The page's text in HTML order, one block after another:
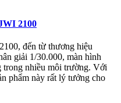
2100
đến từ thương hiệu
giải 1/30.000, màn hình
trong nhiều môi trường. Với
phẩm này rất lý tưởng cho